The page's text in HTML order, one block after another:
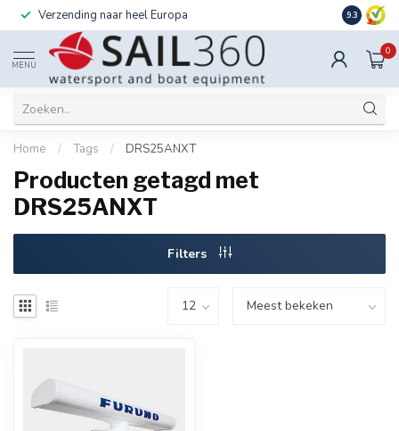
Verzending naar heel Europa Ook
9.3
MENU
0
Home / Tags / DRS25ANXT
Producten getagd met
DRS25ANXT
Filters